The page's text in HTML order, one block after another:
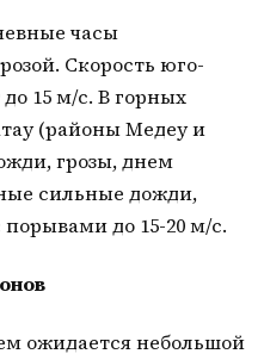
часы
Скорость юго-
до 15 м/с. В горных
(районы Медеу и
грозы, днем
сильные дожди,
до 15-20 м/с.
ожидается небольшой